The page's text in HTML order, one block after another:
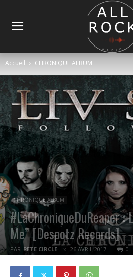
Accueil CHRONIQUE ALBUM
CHRONIQUE ALBUM
#LaChroniqueDuReaper :
Me” [Despotz Records]
PAR PETE CIRCLE 26 AVRIL 2017 0